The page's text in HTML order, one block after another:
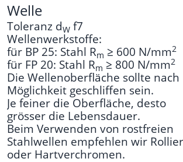
Welle
Toleranz dW f7
Wellenwerkstoffe:
für BP 25: Stahl Rm ≥ 600 N/mm2
für FP 20: Stahl Rm ≥ 800 N/mm2
Die Wellenoberfläche sollte nach
Möglichkeit geschliffen sein.
Je feiner die Oberfläche, desto
grösser die Lebensdauer.
Beim Verwenden von rostfreien
Stahlwellen empfehlen wir
oder Hartverchromen.